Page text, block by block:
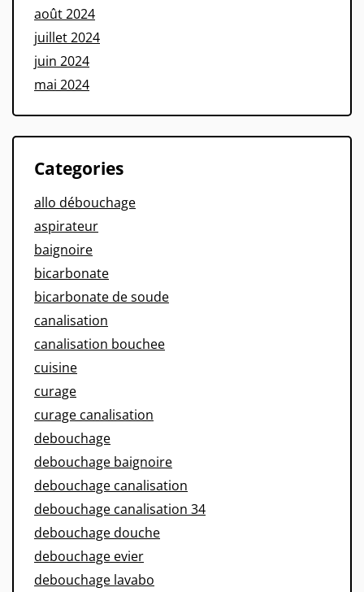
août 2024
juillet 2024
juin 2024
mai 2024
Categories
allo débouchage
aspirateur
baignoire
bicarbonate
bicarbonate de soude
canalisation
canalisation bouchee
cuisine
curage
curage canalisation
debouchage
debouchage baignoire
debouchage canalisation
debouchage canalisation 34
debouchage douche
debouchage evier
debouchage lavabo